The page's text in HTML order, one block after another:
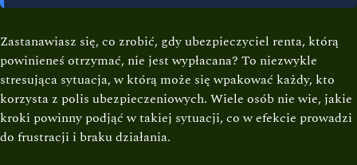
Zastanawiasz się, co zrobić, gdy ubezpieczyciel renta, którą
powinieneś otrzymać, nie jest wypłacana? To niezwykle
stresująca sytuacja, w którą może się wpakować każdy, kto
korzysta z polis ubezpieczeniowych. Wiele osób nie wie, jakie
kroki powinny podjąć w takiej sytuacji, co w efekcie prowadzi
do frustracji i braku działania.